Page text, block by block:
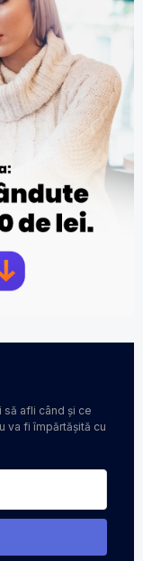
să afli când și ce
va fi împărtășită cu